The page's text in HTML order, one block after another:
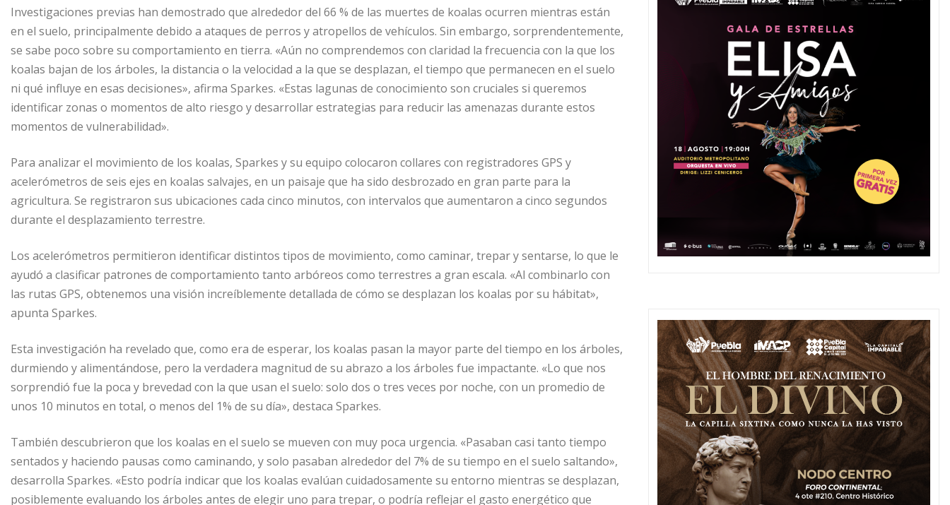
Investigaciones previas han demostrado que alrededor del 66 % de las muertes de koalas ocurren mientras están
en el suelo, principalmente debido a ataques de perros y atropellos de vehículos. Sin embargo, sorprendentemente,
se sabe poco sobre su comportamiento en tierra. «Aún no comprendemos con claridad la frecuencia con la que los
koalas bajan de los árboles, la distancia o la velocidad a la que se desplazan, el tiempo que permanecen en el suelo
ni qué influye en esas decisiones», afirma Sparkes. «Estas lagunas de conocimiento son cruciales si queremos
identificar zonas o momentos de alto riesgo y desarrollar estrategias para reducir las amenazas durante estos
momentos de vulnerabilidad».
Para analizar el movimiento de los koalas, Sparkes y su equipo colocaron collares con registradores GPS y
acelerómetros de seis ejes en koalas salvajes, en un paisaje que ha sido desbrozado en gran parte para la
agricultura. Se registraron sus ubicaciones cada cinco minutos, con intervalos que aumentaron a cinco segundos
durante el desplazamiento terrestre.
Los acelerómetros permitieron identificar distintos tipos de movimiento, como caminar, trepar y sentarse, lo que le
ayudó a clasificar patrones de comportamiento tanto arbóreos como terrestres a gran escala. «Al combinarlo con
las rutas GPS, obtenemos una visión increíblemente detallada de cómo se desplazan los koalas por su hábitat»,
apunta Sparkes.
Esta investigación ha revelado que, como era de esperar, los koalas pasan la mayor parte del tiempo en los árboles,
durmiendo y alimentándose, pero la verdadera magnitud de su abrazo a los árboles fue impactante. «Lo que nos
sorprendió fue la poca y brevedad con la que usan el suelo: solo dos o tres veces por noche, con un promedio de
unos 10 minutos en total, o menos del 1% de su día», destaca Sparkes.
También descubrieron que los koalas en el suelo se mueven con muy poca urgencia. «Pasaban casi tanto tiempo
sentados y haciendo pausas como caminando, y solo pasaban alrededor del 7% de su tiempo en el suelo saltando»,
desarrolla Sparkes. «Esto podría indicar que los koalas evalúan cuidadosamente su entorno mientras se desplazan,
posiblemente evaluando los árboles antes de elegir uno para trepar, o podría reflejar el gasto energético que